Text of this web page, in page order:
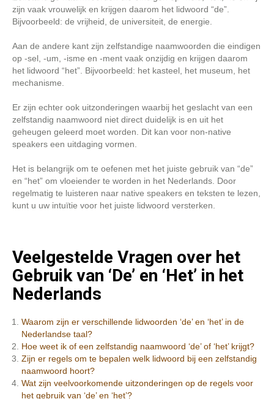
zijn vaak vrouwelijk en krijgen daarom het lidwoord “de”.
Bijvoorbeeld: de vrijheid, de universiteit, de energie.
Aan de andere kant zijn zelfstandige naamwoorden die eindigen
op -sel, -um, -isme en -ment vaak onzijdig en krijgen daarom
het lidwoord “het”. Bijvoorbeeld: het kasteel, het museum, het
mechanisme.
Er zijn echter ook uitzonderingen waarbij het geslacht van een
zelfstandig naamwoord niet direct duidelijk is en uit het
geheugen geleerd moet worden. Dit kan voor non-native
speakers een uitdaging vormen.
Het is belangrijk om te oefenen met het juiste gebruik van “de”
en “het” om vloeiender te worden in het Nederlands. Door
regelmatig te luisteren naar native speakers en teksten te lezen,
kunt u uw intuïtie voor het juiste lidwoord versterken.
Veelgestelde Vragen over het
Gebruik van ‘De’ en ‘Het’ in het
Nederlands
Waarom zijn er verschillende lidwoorden ‘de’ en ‘het’ in de
Nederlandse taal?
Hoe weet ik of een zelfstandig naamwoord ‘de’ of ‘het’ krijgt?
Zijn er regels om te bepalen welk lidwoord bij een zelfstandig
naamwoord hoort?
Wat zijn veelvoorkomende uitzonderingen op de regels voor
het gebruik van ‘de’ en ‘het’?